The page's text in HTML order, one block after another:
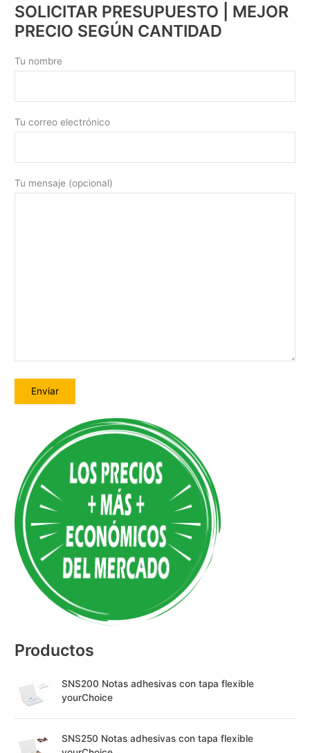
SOLICITAR PRESUPUESTO | MEJOR
PRECIO SEGÚN CANTIDAD
Tu nombre
Tu correo electrónico
Tu mensaje (opcional)
r
n
a
Productos
SNS200 Notas adhesivas con tapa flexible
yourChoice
SNS250 Notas adhesivas con tapa flexible